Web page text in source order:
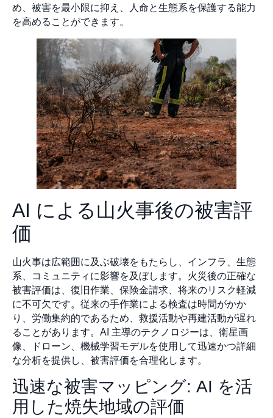
め、被害を最小限に抑え、人命と生態系を保護する能力
を高めることができます。
AI による山火事後の被害評
価
山火事は広範囲に及ぶ破壊をもたらし、インフラ、生態
系、コミュニティに影響を及ぼします。火災後の正確な
被害評価は、復旧作業、保険金請求、将来のリスク軽減
に不可欠です。従来の手作業による検査は時間がかか
り、労働集約的であるため、救援活動や再建活動が遅れ
ることがあります。AI 主導のテクノロジーは、衛星画
像、ドローン、機械学習モデルを使用して迅速かつ詳細
な分析を提供し、被害評価を合理化します。
迅速な被害マッピング: AI を活
用した焼失地域の評価